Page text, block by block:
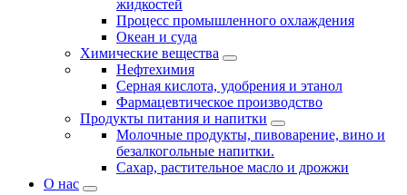
жидкостей
Процесс промышленного охлаждения
Океан и суда
Химические вещества
Нефтехимия
Серная кислота, удобрения и этанол
Фармацевтическое производство
Продукты питания и напитки
Молочные продукты, пивоварение, вино и
безалкогольные напитки.
Сахар, растительное масло и дрожжи
О нас